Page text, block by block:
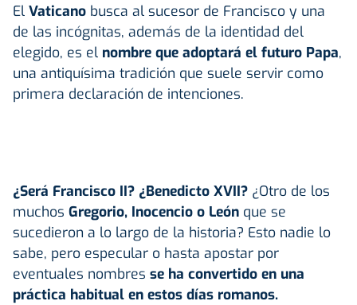
El Vaticano busca al sucesor de Francisco y una
de las incógnitas, además de la identidad del
elegido, es el nombre que adoptará el futuro Papa,
una antiquísima tradición que suele servir como
primera declaración de intenciones.
¿Será Francisco II? ¿Benedicto XVII? ¿Otro de los
muchos Gregorio, Inocencio o León que se
sucedieron a lo largo de la historia? Esto nadie lo
sabe, pero especular o hasta apostar por
eventuales nombres se ha convertido en una
práctica habitual en estos días romanos.